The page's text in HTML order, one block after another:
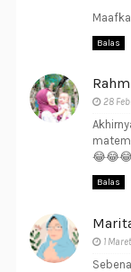
Balas
28
Balas
1